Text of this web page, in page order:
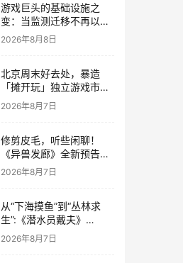
游戏巨头的基础设施之
变：当监测迁移不再以中
断为代价
2026年8月8日
北京周末好去处，暴造
「摊开玩」独立游戏市集
正式开票！
2026年8月7日
修剪皮毛，听些闲聊！
《异兽发廊》全新预告与
Steam免费试玩公开
2026年8月7日
从“下海摸鱼”到“丛林求
生”:《潜水员戴夫》
DLC《丛林》移动端定档
8月14日
2026年8月7日